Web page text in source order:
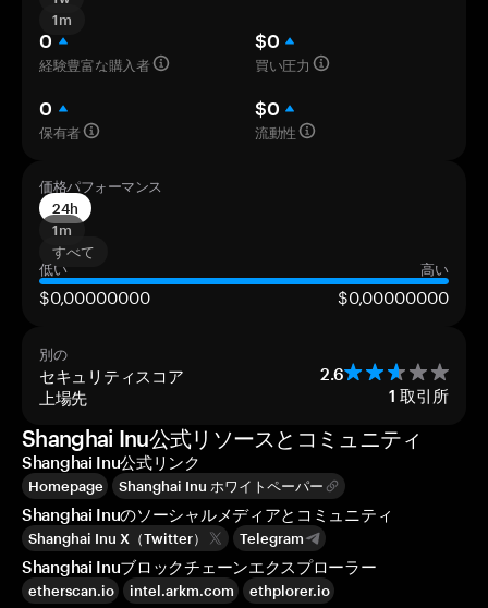
1m
0
経験豊富な購入者
$0
買い圧力
0
保有者
$0
流動性
価格パフォーマンス
24h
1m
すべて
低い
高い
$0,00000000 $0,00000000
別の
セキュリティスコア 2.6
上場先 1 取引所
Shanghai Inu公式リソースとコミュニティ
Shanghai Inu公式リンク
Homepage Shanghai Inu ホワイトペーパー
Shanghai Inuのソーシャルメディアとコミュニティ
Shanghai Inu X（Twitter） Telegram
Shanghai Inuブロックチェーンエクスプローラー
etherscan.io intel.arkm.com ethplorer.io